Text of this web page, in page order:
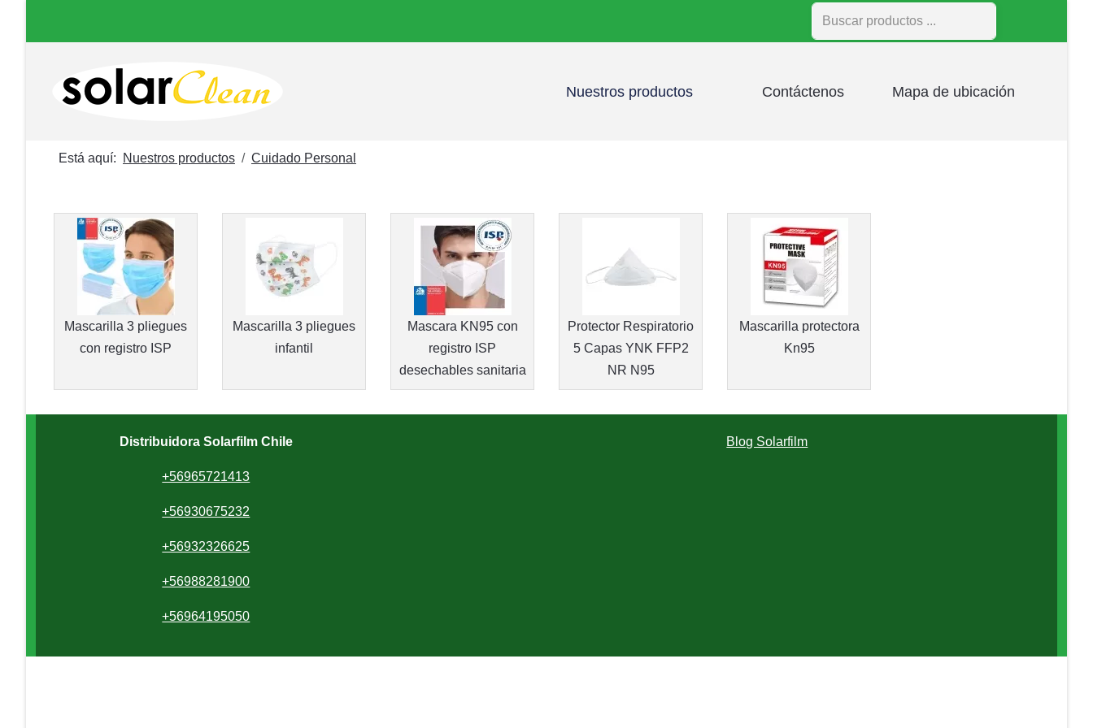
Buscar
Nuestros productos Contáctenos Mapa de ubicación
Está aquí: Nuestros productos Cuidado Personal
Mascarilla 3 pliegues
con registro ISP
Mascarilla 3 pliegues
infantil
Mascara KN95 con
registro ISP
desechables sanitaria
Protector Respiratorio
5 Capas YNK FFP2
NR N95
Mascarilla protectora
Kn95
Distribuidora Solarfilm Chile
+56965721413
+56930675232
+56932326625
+56988281900
+56964195050
Blog Solarfilm